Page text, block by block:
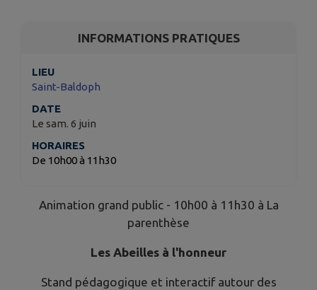
INFORMATIONS PRATIQUES
LIEU
Saint-Baldoph
DATE
Le sam. 6 juin
HORAIRES
De 10h00 à 11h30
Animation grand public - 10h00 à 11h30 à La
parenthèse
Les Abeilles à l'honneur
Stand pédagogique et interactif autour des